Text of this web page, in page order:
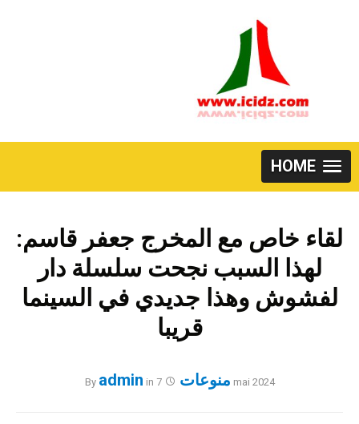
HOME
لقاء خاص مع المخرج جعفر قاسم:
لهذا السبب نجحت سلسلة دار
لفشوش وهذا جديدي في السينما
قريبا
By admin in منوعات 7 mai 2024